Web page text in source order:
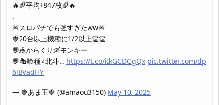
🔥🌈平均+847枚🌈🔥
.
🚨スロパチでも強すぎたww🚨
🍓20台以上機種に1/2以上👏👏
💬🎪からくり🛶モンキー
💬🎭喰種⭐️北斗… https://t.co/iIkGCDOgQx pic.twitter.com/dp
6lBVadHY
— 🍓あま王🍓 (@amaou3150) May 10, 2025